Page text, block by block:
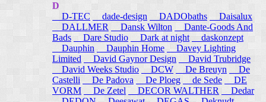
D
D-TEC
dade-design DADObaths
Daisalux
DALLMER
Dansk Wilton
Dante-Goods And
Bads
Dare Studio Dark at night
daskonzept
Dauphin
Dauphin Home
Davey Lighting
Limited
David Gaynor Design
David Trubridge
David Weeks Studio
DCW De Breuyn
De
Castelli
De Padova De Ploeg de Sede
DE
VORM
De Zetel DECOR WALTHER
Dedar